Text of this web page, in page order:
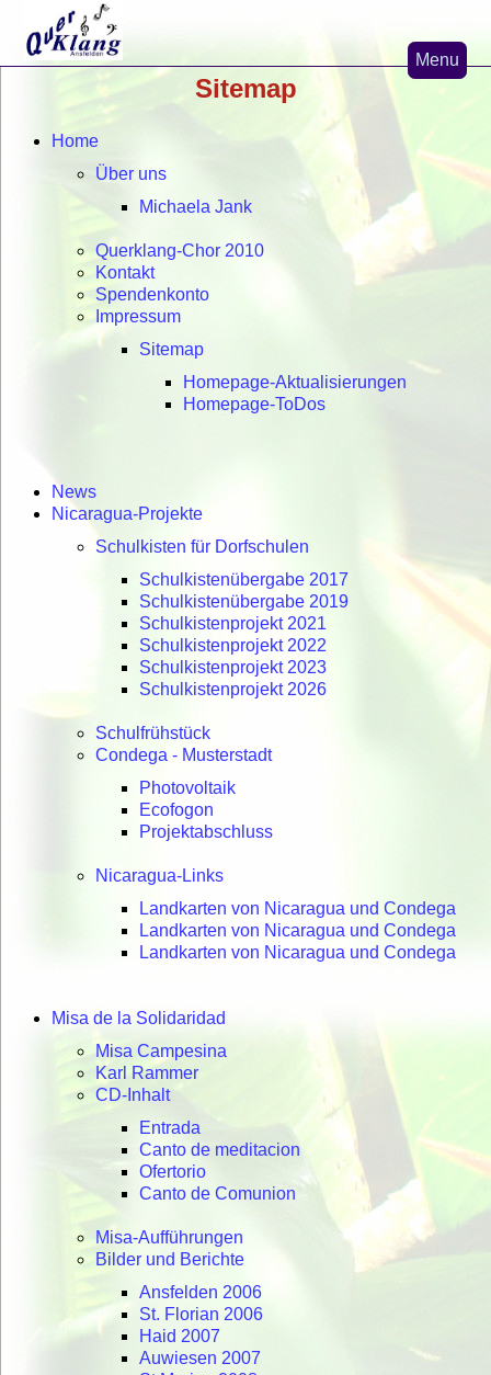
Menu
News
Nicaragua-Projekte
Verein Querklang
Kirchenmusik
Sitemap
Home
Über uns
Michaela Jank
Querklang-Chor 2010
Kontakt
Spendenkonto
Impressum
Sitemap
Homepage-Aktualisierungen
Homepage-ToDos
News
Nicaragua-Projekte
Schulkisten für Dorfschulen
Schulkistenübergabe 2017
Schulkistenübergabe 2019
Schulkistenprojekt 2021
Schulkistenprojekt 2022
Schulkistenprojekt 2023
Schulkistenprojekt 2026
Schulfrühstück
Condega - Musterstadt
Photovoltaik
Ecofogon
Projektabschluss
Nicaragua-Links
Landkarten von Nicaragua und Condega
Landkarten von Nicaragua und Condega
Landkarten von Nicaragua und Condega
Misa de la Solidaridad
Misa Campesina
Karl Rammer
CD-Inhalt
Entrada
Canto de meditacion
Ofertorio
Canto de Comunion
Misa-Aufführungen
Bilder und Berichte
Ansfelden 2006
St. Florian 2006
Haid 2007
Auwiesen 2007